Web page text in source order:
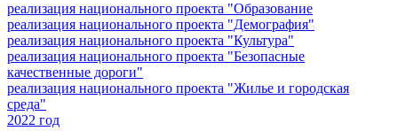
реализация национального проекта "Образование
реализация национального проекта "Демография"
реализация национального проекта "Культура"
реализация национального проекта "Безопасные
качественные дороги"
реализация национального проекта "Жилье и городская
среда"
2022 год